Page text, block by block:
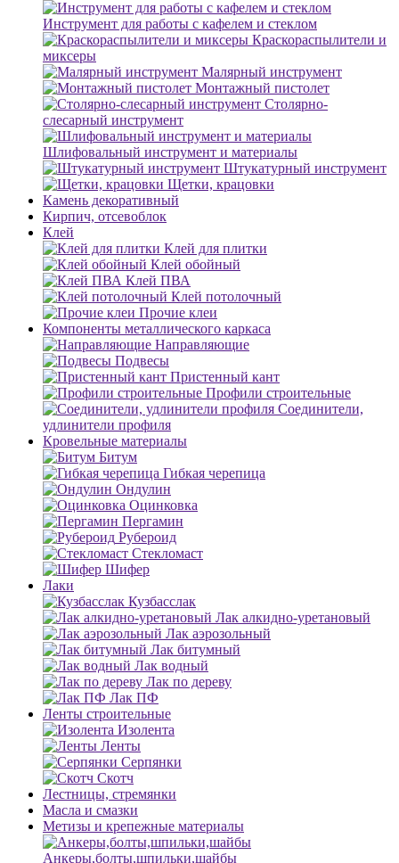
Инструмент для работы с кафелем и стеклом
Краскораспылители и
миксеры
Малярный инструмент
Монтажный пистолет
Столярно-
слесарный инструмент
Шлифовальный инструмент и материалы
Штукатурный инструмент
Щетки, крацовки
Камень декоративный
Кирпич, отсевоблок
Клей
Клей для плитки
Клей обойный
Клей ПВА
Клей потолочный
Прочие клеи
Компоненты металлического каркаса
Направляющие
Подвесы
Пристенный кант
Профили строительные
Соединители,
удлинители профиля
Кровельные материалы
Битум
Гибкая черепица
Ондулин
Оцинковка
Пергамин
Рубероид
Стекломаст
Шифер
Лаки
Кузбасслак
Лак алкидно-уретановый
Лак аэрозольный
Лак битумный
Лак водный
Лак по дереву
Лак ПФ
Ленты строительные
Изолента
Ленты
Серпянки
Скотч
Лестницы, стремянки
Масла и смазки
Метизы и крепежные материалы
Анкеры,болты,шпильки,шайбы